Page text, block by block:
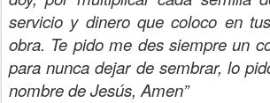
servicio y dinero que coloco en
obra. Te pido me des siempre un
para nunca dejar de sembrar, lo
nombre de Jesús, Amen”